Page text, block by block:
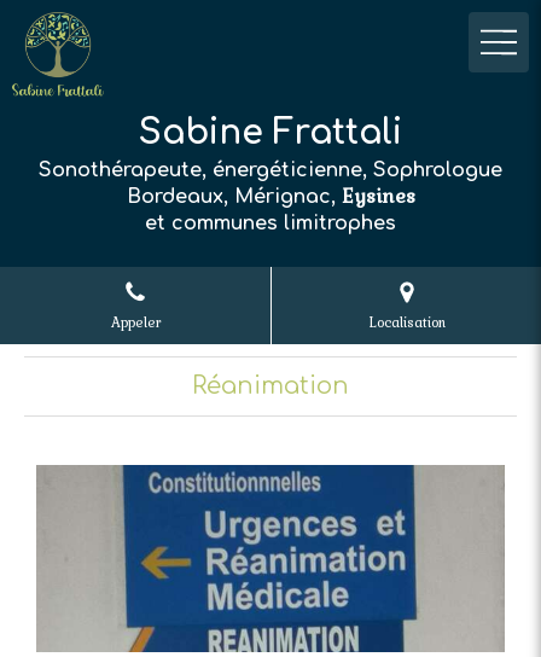
Sabine Frattali
Sonothérapeute, énergéticienne, Sophrologue
Bordeaux, Mérignac, Eysines
et communes limitrophes
Appeler Localisation
Réanimation